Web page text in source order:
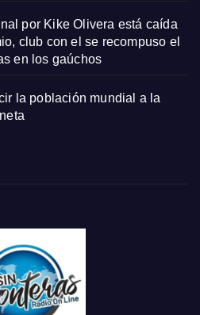
por Kike Olivera está caída
club con el se recompuso el
en los gaúchos
la población mundial a la